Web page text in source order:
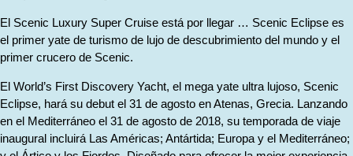
El Scenic Luxury Super Cruise está por llegar … Scenic Eclipse es
el primer yate de turismo de lujo de descubrimiento del mundo y el
primer crucero de Scenic.
El World’s First Discovery Yacht, el mega yate ultra lujoso, Scenic
Eclipse, hará su debut el 31 de agosto en Atenas, Grecia. Lanzando
en el Mediterráneo el 31 de agosto de 2018, su temporada de viaje
inaugural incluirá Las Américas; Antártida; Europa y el Mediterráneo;